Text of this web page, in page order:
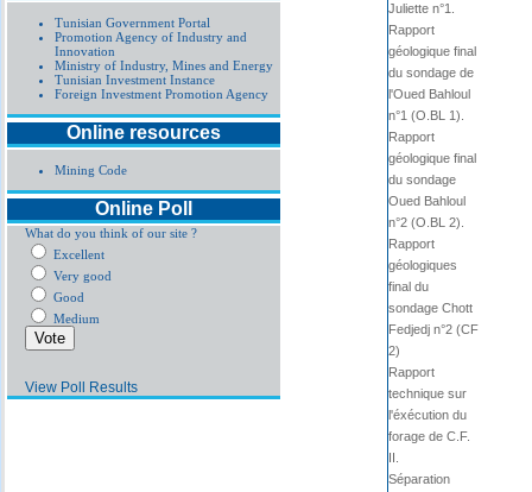
Tunisian Government Portal
Promotion Agency of Industry and
Innovation
Ministry of Industry, Mines and Energy
Tunisian Investment Instance
Foreign Investment Promotion Agency
Online resources
Mining Code
Online Poll
What do you think of our site ?
Excellent
Very good
Good
Medium
View Poll Results
Juliette n°1.
Rapport
géologique final
du sondage de
l'Oued Bahloul
n°1 (O.BL 1).
Rapport
géologique final
du sondage
Oued Bahloul
n°2 (O.BL 2).
Rapport
géologiques
final du
sondage Chott
Fedjedj n°2 (CF
2)
Rapport
technique sur
l'éxécution du
forage de C.F.
II.
Séparation